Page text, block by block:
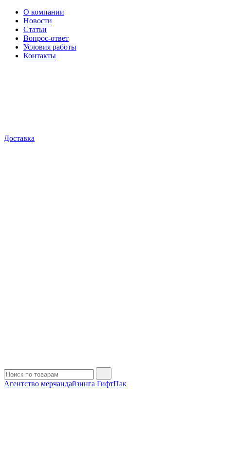
О компании
Новости
Статьи
Вопрос-ответ
Условия работы
Контакты
Доставка
Агентство мерчандайзинга ГифтПак